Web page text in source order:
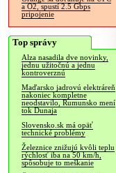
a O2, spustí 2.5 Gbps
pripojenie
Top správy
Alza nasadila dve novinky,
jednu užitočnú a jednu
kontroverznú
Maďarsko jadrovú elektráreň
nakoniec kompletne
neodstavilo, Rumunsko mení
tok Dunaja
Slovensko.sk má opäť
technické problémy
Železnice znižujú kvôli teplu
rýchlosť iba na 50 km/h,
spôsobuje to meškanie